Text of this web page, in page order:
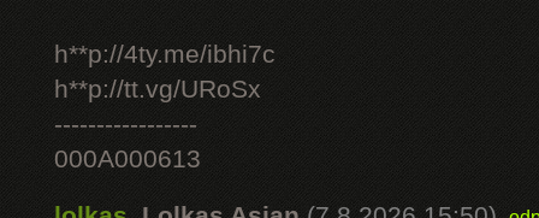
h**p://4ty.me/ibhi7c
h**p://tt.vg/URoSx
-----------------
000A000613